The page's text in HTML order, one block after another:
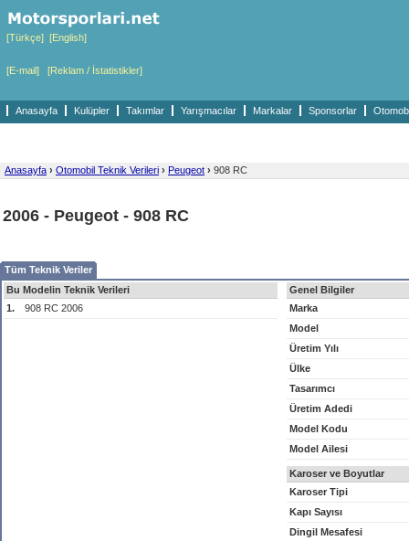
[Türkçe] [English]
[E-mail] [Reklam / İstatistikler]
Anasayfa Kulüpler Takımlar Yarışmacılar Markalar Sponsorlar
Anasayfa › Otomobil Teknik Verileri › Peugeot › 908 RC
2006 - Peugeot - 908 RC
Tüm Teknik Veriler
Bu Modelin Teknik Verileri
1.
908 RC 2006
Genel Bilgiler
Marka
Model
Üretim Yılı
Ülke
Tasarımcı
Üretim Adedi
Model Kodu
Model Ailesi
Karoser ve Boyutlar
Karoser Tipi
Kapı Sayısı
Dingil Mesafesi